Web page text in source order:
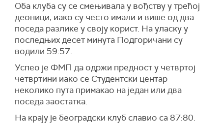
Оба клуба су се смењивала у вођству у трећој
деоници, иако су често имали и више од два
поседа разлике у своју корист. На уласку у
последњих десет минута Подгоричани су
водили 59:57.
Успео је ФМП да одржи предност у четвртој
четвртини иако се Студентски центар
неколико пута примакао на један или два
поседа заостатка.
На крају је београдски клуб славио са 87:80.